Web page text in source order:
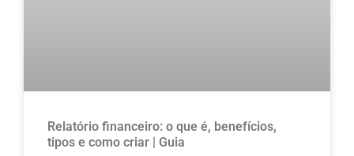
Relatório financeiro: o que é, benefícios,
tipos e como criar | Guia